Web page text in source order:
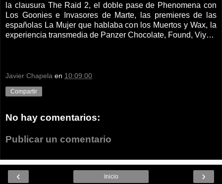
la clausura The Raid 2, el doble pase de Phenomena con
Los Goonies e Invasores de Marte, las premieres de las
españolas La Mujer que hablaba con los Muertos y Wax, la
experiencia transmedia de Panzer Chocolate, Found, Viy…
Javier Chapela en 10:09:00
Compartir
No hay comentarios:
Publicar un comentario
‹ ›
Inicio